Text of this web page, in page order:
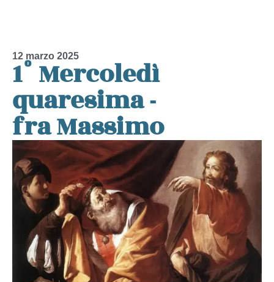
12 marzo 2025
1° Mercoledì
quaresima -
fra Massimo